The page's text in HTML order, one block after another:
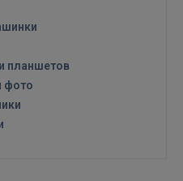
планшетов
фото